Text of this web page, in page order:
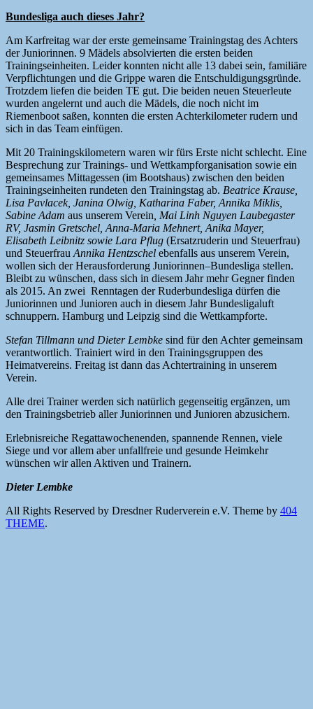
Bundesliga auch dieses Jahr?
Am Karfreitag war der erste gemeinsame Trainingstag des Achters
der Juniorinnen. 9 Mädels absolvierten die ersten beiden
Trainingseinheiten. Leider konnten nicht alle 13 dabei sein, familiäre
Verpflichtungen und die Grippe waren die Entschuldigungsgründe.
Trotzdem liefen die beiden TE gut. Die beiden neuen Steuerleute
wurden angelernt und auch die Mädels, die noch nicht im
Riemenboot saßen, konnten die ersten Achterkilometer rudern und
sich in das Team einfügen.
Mit 20 Trainingskilometern waren wir fürs Erste nicht schlecht. Eine
Besprechung zur Trainings- und Wettkampforganisation sowie ein
gemeinsames Mittagessen (im Bootshaus) zwischen den beiden
Trainingseinheiten rundeten den Trainingstag ab. Beatrice Krause,
Lisa Pavlacek, Janina Olwig, Katharina Faber, Annika Miklis,
Sabine Adam aus unserem Verein , Mai Linh Nguyen Laubegaster
RV, Jasmin Gretschel, Anna-Maria Mehnert, Anika Mayer,
Elisabeth Leibnitz sowie Lara Pflug (Ersatzruderin und Steuerfrau)
und Steuerfrau Annika Hentzschel ebenfalls aus unserem Verein,
wollen sich der Herausforderung Juniorinnen–Bundesliga stellen.
Bleibt zu wünschen, dass sich in diesem Jahr mehr Gegner finden
als 2015. An zwei Renntagen der Ruderbundesliga dürfen die
Juniorinnen und Junioren auch in diesem Jahr Bundesligaluft
schnuppern. Hamburg und Leipzig sind die Wettkampforte.
Stefan Tillmann und Dieter Lembke sind für den Achter gemeinsam
verantwortlich. Trainiert wird in den Trainingsgruppen des
Heimatvereins. Freitag ist dann das Achtertraining in unserem
Verein.
Alle drei Trainer werden sich natürlich gegenseitig ergänzen, um
den Trainingsbetrieb aller Juniorinnen und Junioren abzusichern.
Erlebnisreiche Regattawochenenden, spannende Rennen, viele
Siege und vor allem aber unfallfreie und gesunde Heimkehr
wünschen wir allen Aktiven und Trainern.
Dieter Lembke
All Rights Reserved by Dresdner Ruderverein e.V. Theme by 404
THEME.